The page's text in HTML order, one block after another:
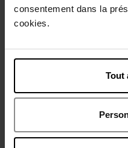
consentement dans la
cookies.
Tout
Caractéristiques